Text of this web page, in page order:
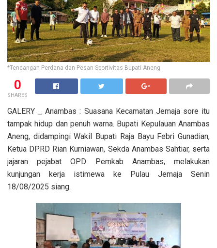
*Tendangan Perdana dan Pesan Sportivitas Bupati Aneng
0
SHARES
GALERY _ Anambas : Suasana Kecamatan Jemaja sore itu
tampak hidup dan penuh warna. Bupati Kepulauan Anambas
Aneng, didampingi Wakil Bupati Raja Bayu Febri Gunadian,
Ketua DPRD Rian Kurniawan, Sekda Anambas Sahtiar, serta
jajaran pejabat OPD Pemkab Anambas, melakukan
kunjungan kerja istimewa ke Pulau Jemaja Senin
18/08/2025 siang.